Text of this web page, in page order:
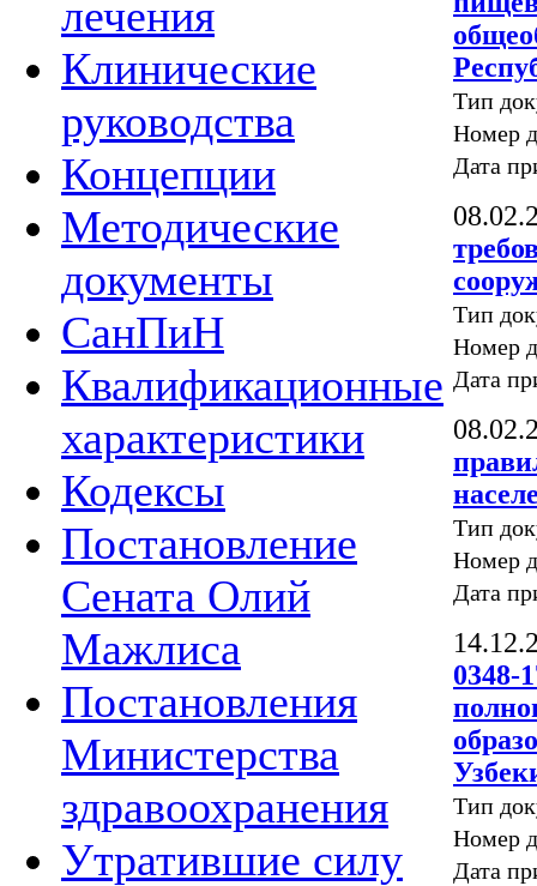
лечения
Клинические
руководства
Концепции
Методические
документы
СанПиН
Квалификационные
характеристики
Кодексы
Постановление
Сената Олий
Мажлиса
Постановления
Министерства
здравоохранения
Утратившие силу
Тип
Номер
Дата
Тип
Номер
Дата
Тип
Номер
Дата
0348-
Тип
Номер
Дата